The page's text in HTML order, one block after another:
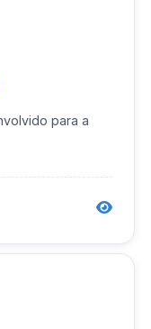
para a